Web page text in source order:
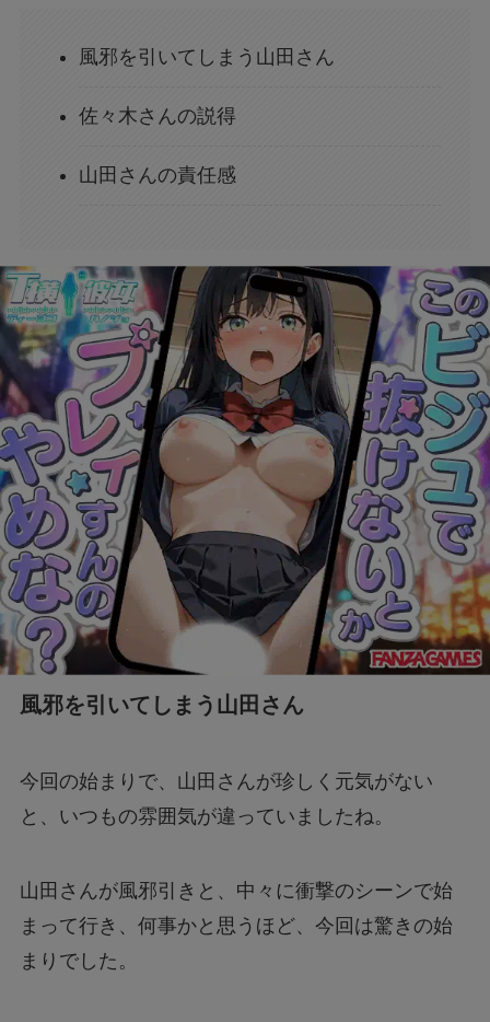
風邪を引いてしまう山田さん
佐々木さんの説得
山田さんの責任感
風邪を引いてしまう山田さん
今回の始まりで、山田さんが珍しく元気がない
と、いつもの雰囲気が違っていましたね。
山田さんが風邪引きと、中々に衝撃のシーンで始
まって行き、何事かと思うほど、今回は驚きの始
まりでした。